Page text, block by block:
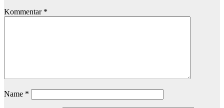
Kommentar *
Name *